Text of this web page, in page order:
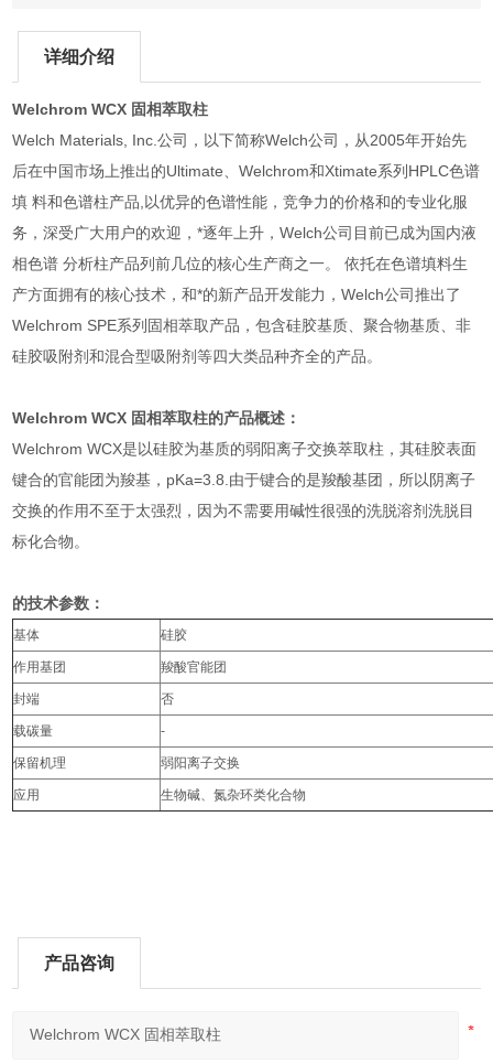
详细介绍
Welchrom WCX 固相萃取柱
Welch Materials, Inc.公司，以下简称Welch公司，从2005年开始先
后在中国市场上推出的Ultimate、Welchrom和Xtimate系列HPLC色谱
填 料和色谱柱产品,以优异的色谱性能，竞争力的价格和的专业化服
务，深受广大用户的欢迎，*逐年上升，Welch公司目前已成为国内液
相色谱 分析柱产品列前几位的核心生产商之一。 依托在色谱填料生
产方面拥有的核心技术，和*的新产品开发能力，Welch公司推出了
Welchrom SPE系列固相萃取产品，包含硅胶基质、聚合物基质、非
硅胶吸附剂和混合型吸附剂等四大类品种齐全的产品。
Welchrom WCX 固相萃取柱的产品概述：
Welchrom WCX是以硅胶为基质的弱阳离子交换萃取柱，其硅胶表面
键合的官能团为羧基，pKa=3.8.由于键合的是羧酸基团，所以阴离子
交换的作用不至于太强烈，因为不需要用碱性很强的洗脱溶剂洗脱目
标化合物。
的技术参数：
基体 硅胶
作用基团 羧酸官能团
封端 否
载碳量 -
保留机理 弱阳离子交换
应用 生物碱、氮杂环类化合物
产品咨询